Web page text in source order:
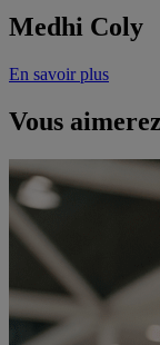
Medhi Coly
En savoir plus
Vous